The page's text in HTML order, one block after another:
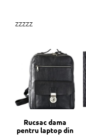
zzzzz
Rucsac dama
pentru laptop din